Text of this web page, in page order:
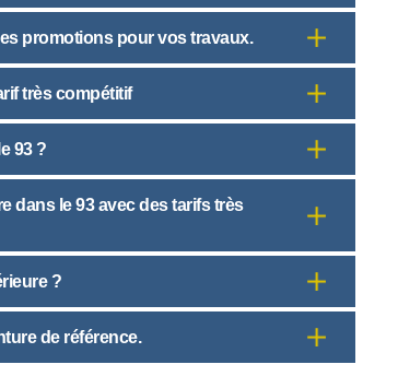
promotions pour vos travaux.
très compétitif
93 ?
dans le 93 avec des tarifs très
?
de référence.